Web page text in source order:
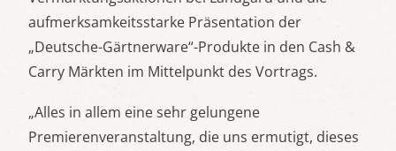
aufmerksamkeitsstarke Präsentation der
„Deutsche-Gärtnerware“-Produkte in den Cash &
Carry Märkten im Mittelpunkt des Vortrags.
„Alles in allem eine sehr gelungene
Premierenveranstaltung, die uns ermutigt, dieses